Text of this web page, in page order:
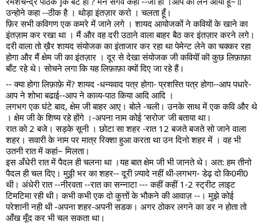
उन्होने कहा --ठीक है । थोड़ा इंतज़ार करो । चलता हूँ।
फ़िर सभी कविगण एक कमरे में जाने लगे । शायद आयोजकों ने कवियों के खाने का
इंतज़ाम कर रखा था । मैं और वह दरी उठाने वाला बाहर बैठ कर इंतज़ार करने लगे।
दरी वाला तो ख़ैर शायद संयोजक का इंताजार कर रहा था पेमेन्ट लेने का चक्कर रहा
होगा और मैं क्षेम जी का इंतज़ार । दूर से देखा संयोजक जी कवियॊं कॊ कुछ लिफ़ाफ़ा
बाँट रहे थे। सोचने लगा कि यह लिफ़ाफ़ा क्यों दिए जा रहे हैं।
-- क्या होगा लिफ़ाफ़े में? शायद -धन्यवाद पत्र होगा- प्रशस्ति पत्र होगा--आप पधारे-
आप ने शोभा बढाई--आप ने काव्य-पाठ किया आदि आदि ।
लगभग एक घंटे बाद, क्षेम जी बाहर आए। बोले -चलॊ। उनके साथ में एक कवि और थे
। क्षेम जी के शिष्य रहे होंगे ।-अपना नाम कोई ’सरोज’ जी बताया था।
रात को 2 बजे। सड़के सूनी । छोटा सा शहर -रात 12 बजते बजते सो जाने वाला
शहर। सवारी के नाम पर मात्र रिक्शा हुआ करता था उन दिनो शहर में । वह भी
उतनी रात में कहां~ मिलता।
इस अँधेरी रात में पैदल ही चलना था ।यह बात क्षेम जी भी जानते थे। अत: हम तीनो
पैदल ही चल दिए। मुठ्ठी भर का शहर-- दूरी ज़्यादे नहीं थी-लगभग- डेढ़ दो कि0मी0
थी। अंधेरी रात --नीरवता --रात का सन्नाटा --- कहीं कहीं 1-2 स्ट्रीट लाइट
टिमटिमा रही थी। कभी कभी एक दो कुत्तों के भौकने की आवाज़ --। मुझे कोई
परेशानी नही थी -अपना शहर-अपनी सडक। अगर ठोकर लगने का डर न होता तो
आँख मूँद कर भी चल सकता था।